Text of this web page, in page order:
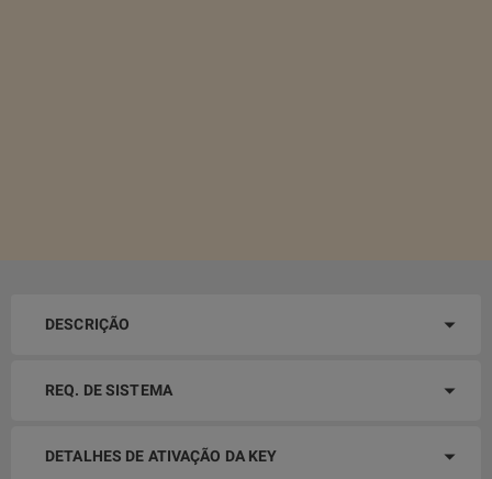
DESCRIÇÃO
REQ. DE SISTEMA
DETALHES DE ATIVAÇÃO DA KEY